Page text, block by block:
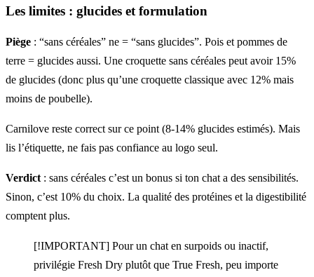
Les limites : glucides et formulation
Piège : “sans céréales” ne = “sans glucides”. Pois et pommes de
terre = glucides aussi. Une croquette sans céréales peut avoir 15%
de glucides (donc plus qu’une croquette classique avec 12% mais
moins de poubelle).
Carnilove reste correct sur ce point (8-14% glucides estimés). Mais
lis l’étiquette, ne fais pas confiance au logo seul.
Verdict : sans céréales c’est un bonus si ton chat a des sensibilités.
Sinon, c’est 10% du choix. La qualité des protéines et la digestibilité
comptent plus.
[!IMPORTANT] Pour un chat en surpoids ou inactif,
privilégie Fresh Dry plutôt que True Fresh, peu importe